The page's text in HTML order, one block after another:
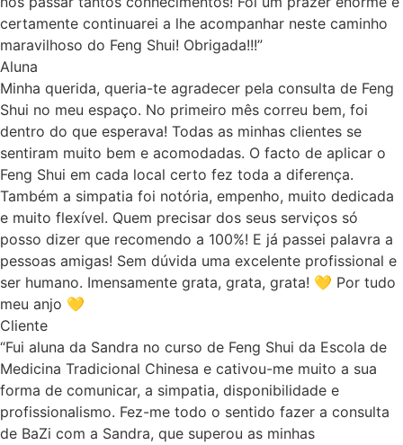
certamente continuarei a lhe acompanhar neste caminho
maravilhoso do Feng Shui! Obrigada!!!”
Aluna
Minha querida, queria-te agradecer pela consulta de Feng
Shui no meu espaço. No primeiro mês correu bem, foi
dentro do que esperava! Todas as minhas clientes se
sentiram muito bem e acomodadas. O facto de aplicar o
Feng Shui em cada local certo fez toda a diferença.
Também a simpatia foi notória, empenho, muito dedicada
e muito flexível. Quem precisar dos seus serviços só
posso dizer que recomendo a 100%! E já passei palavra a
pessoas amigas! Sem dúvida uma excelente profissional e
ser humano. Imensamente grata, grata, grata! 💛 Por tudo
meu anjo 💛
Cliente
“Fui aluna da Sandra no curso de Feng Shui da Escola de
Medicina Tradicional Chinesa e cativou-me muito a sua
forma de comunicar, a simpatia, disponibilidade e
profissionalismo. Fez-me todo o sentido fazer a consulta
de BaZi com a Sandra, que superou as minhas